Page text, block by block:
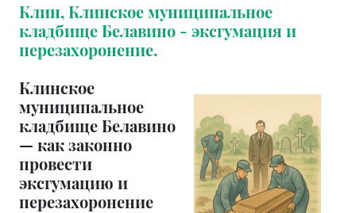
Клин, Клинское муниципальное
кладбище Белавино - эксгумация и
перезахоронение.
Клинское
муниципальное
кладбище Белавино
— как законно
провести
эксгумацию и
перезахоронение